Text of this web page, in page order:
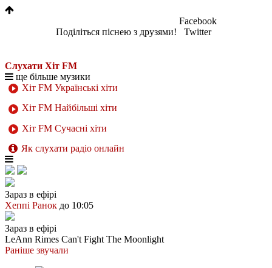
Поділіться піснею з друзями!
Facebook
Twitter
Слухати Хіт FM
ще більше музики
Хіт FM Українські хіти
Хіт FM Найбільші хіти
Хіт FM Сучасні хіти
Як слухати радіо онлайн
Зараз в ефірі
Хеппі Ранок до 10:05
Зараз в ефірі
LeAnn Rimes Can't Fight The Moonlight
Раніше звучали